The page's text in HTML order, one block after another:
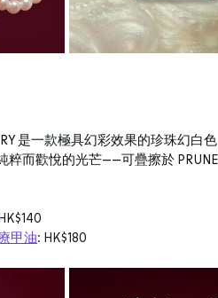
是一款極具幻彩效果的珍珠幻白
粹而歡悅的光芒——可疊擦於
甲油: HK$180